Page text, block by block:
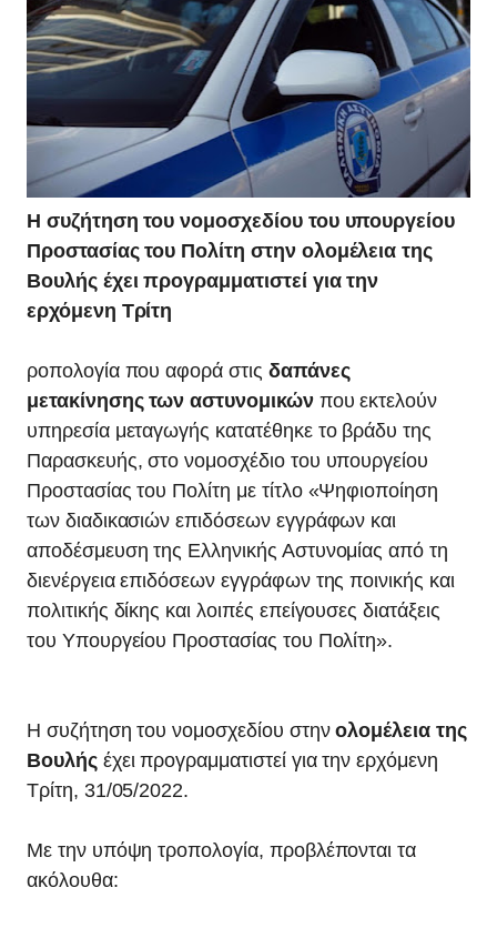
Η συζήτηση του νομοσχεδίου του υπουργείου
Προστασίας του Πολίτη στην ολομέλεια της
Βουλής έχει προγραμματιστεί για την
ερχόμενη Τρίτη
ροπολογία που αφορά στις δαπάνες
μετακίνησης των αστυνομικώνπου εκτελούν
υπηρεσία μεταγωγής κατατέθηκε το βράδυ της
Παρασκευής, στο νομοσχέδιο του υπουργείου
Προστασίας του Πολίτη με τίτλο «Ψηφιοποίηση
των διαδικασιών επιδόσεων εγγράφων και
αποδέσμευση της Ελληνικής Αστυνομίας από τη
διενέργεια επιδόσεων εγγράφων της ποινικής και
πολιτικής δίκης και λοιπές επείγουσες διατάξεις
του Υπουργείου Προστασίας του Πολίτη».
Η συζήτηση του νομοσχεδίου στηνολομέλεια της
Βουλής έχει προγραμματιστεί για την ερχόμενη
Τρίτη, 31/05/2022.
Με την υπόψη τροπολογία, προβλέπονται τα
ακόλουθα: